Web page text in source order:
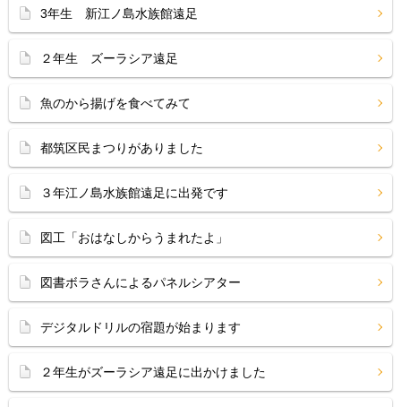
3年生 新江ノ島水族館遠足
２年生 ズーラシア遠足
魚のから揚げを食べてみて
都筑区民まつりがありました
３年江ノ島水族館遠足に出発です
図工「おはなしからうまれたよ」
図書ボラさんによるパネルシアター
デジタルドリルの宿題が始まります
２年生がズーラシア遠足に出かけました